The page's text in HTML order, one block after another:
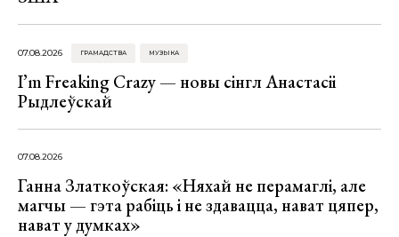
07.08.2026 ГРАМАДСТВА МУЗЫКА
I’m Freaking Crazy — новы сінгл Анастасіі
Рыдлеўскай
07.08.2026
Ганна Златкоўская: «Няхай не перамаглі, але
магчы — гэта рабіць і не здавацца, нават цяпер,
нават у думках»